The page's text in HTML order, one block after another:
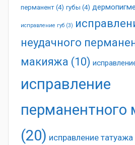
перманент (4) губы (4)
исправление губ (3)
неудачного
макияжа (10)
исправление
перманентного
(20) исправление татуажа